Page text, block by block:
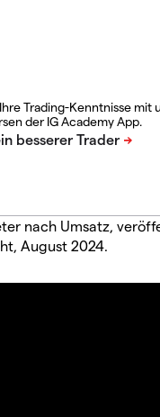
Trading-Kenntnisse mit
der IG Academy App.
nach Umsatz,
August 2024.